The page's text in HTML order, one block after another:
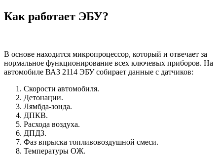
Как работает ЭБУ?
В основе находится микропроцессор, который и отвечает за
нормальное функционирование всех ключевых приборов. На
автомобиле ВАЗ 2114 ЭБУ собирает данные с датчиков:
Скорости автомобиля.
Детонации.
Лямбда-зонда.
ДПКВ.
Расхода воздуха.
ДПДЗ.
Фаз впрыска топливовоздушной смеси.
Температуры ОЖ.